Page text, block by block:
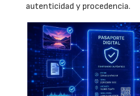
autenticidad y procedencia.